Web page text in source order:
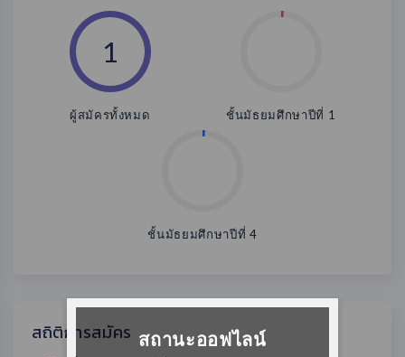
1
ผู้สมัครทั้งหมด ชั้นมัธยมศึกษาปีที่ 1
ชั้นมัธยมศึกษาปีที่ 4
สถิติการสมัคร สถานะออฟไลน์